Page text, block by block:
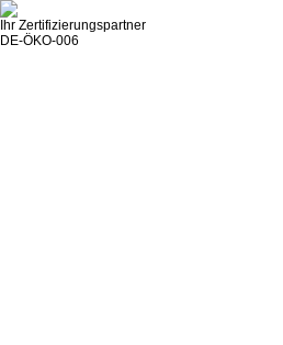
Ihr Zertifizierungspartner
DE-ÖKO-006